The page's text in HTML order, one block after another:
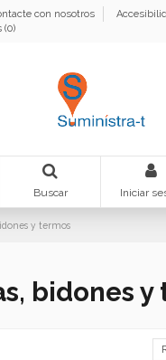
con nosotros
(0)
Buscar Iniciar
y termos
bidones y